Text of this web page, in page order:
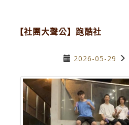
【社團大聲公】跑酷社
2026-05-29